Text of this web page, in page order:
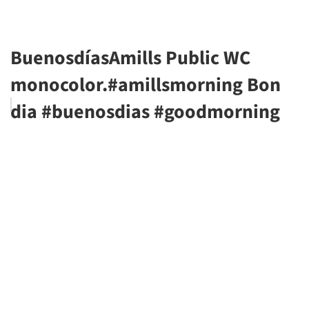
BuenosdíasAmills Public WC
monocolor.#amillsmorning Bon
dia #buenosdias #goodmorning